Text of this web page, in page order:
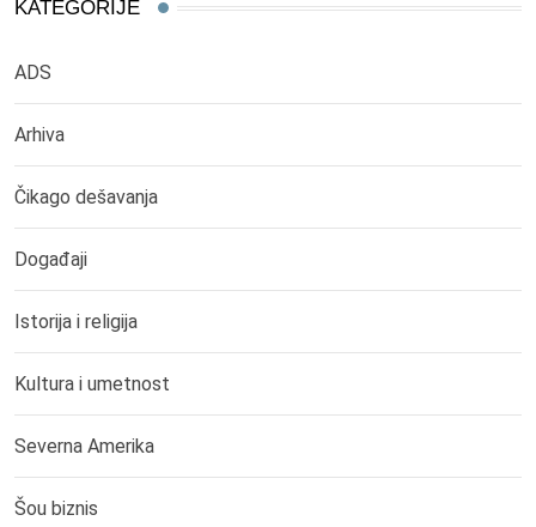
KATEGORIJE
ADS
Arhiva
Čikago dešavanja
Događaji
Istorija i religija
Kultura i umetnost
Severna Amerika
Šou biznis